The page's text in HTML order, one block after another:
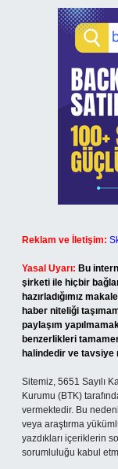
Reklam ve İletişim:
Yasal Uyarı: Bu
şirketi ile hiçbir
hazırladığımız
haber niteliği
paylaşım
benzerlikleri
halindedir ve tavsiye
Sitemiz, 5651 Sayılı
Kurumu (BTK)
vermektedir. Bu
veya araştırma
yazdıkları içeriklerin
sorumluluğu kabul